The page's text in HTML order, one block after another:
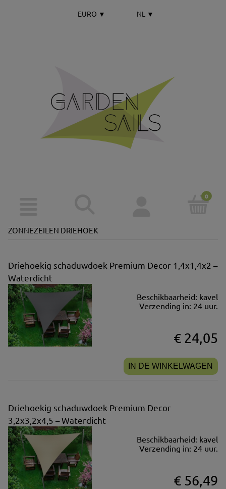
EURO ▼ NL ▼
ZONNEZEILEN DRIEHOEK
Driehoekig schaduwdoek Premium Decor 1,4x1,4x2 –
Waterdicht
Beschikbaarheid: kavel
Verzending in: 24 uur.
€ 24,05
IN DE WINKELWAGEN
Driehoekig schaduwdoek Premium Decor
3,2x3,2x4,5 – Waterdicht
Beschikbaarheid: kavel
Verzending in: 24 uur.
€ 56,49